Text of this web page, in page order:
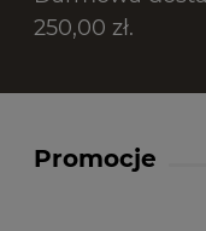
250,00 zł.
Promocje